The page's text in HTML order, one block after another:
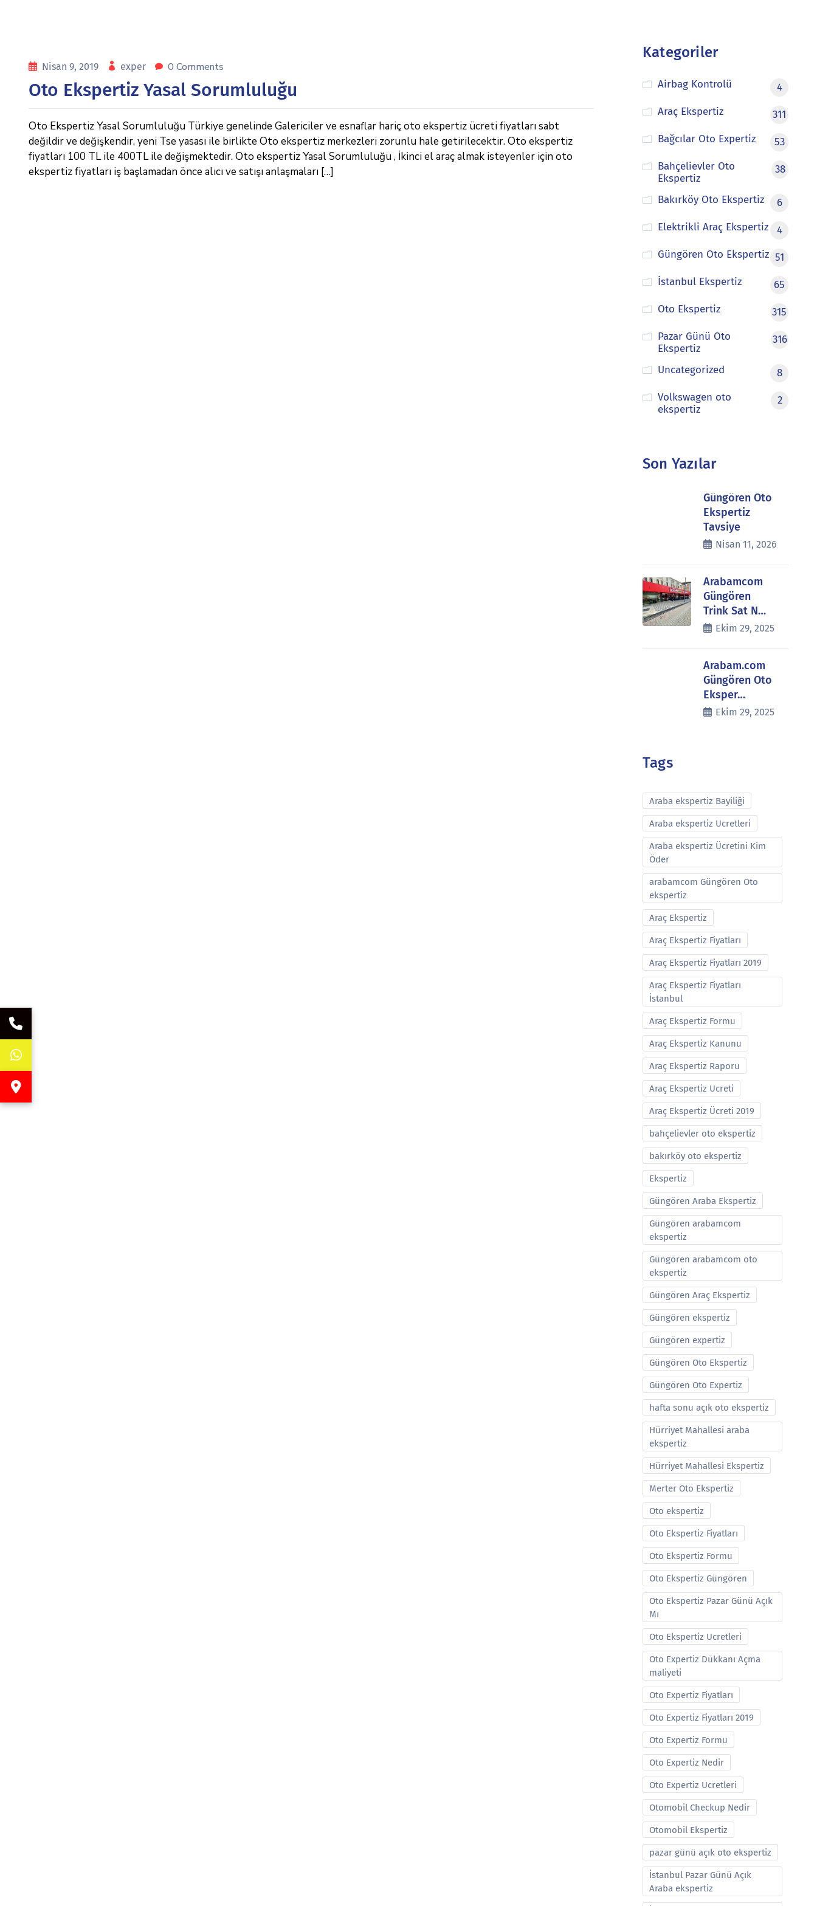
Nisan 9, 2019 exper 0 Comments
Oto Ekspertiz Yasal Sorumluluğu
Oto Ekspertiz Yasal Sorumluluğu Türkiye genelinde Galericiler ve esnaflar hariç oto ekspertiz ücreti fiyatları sabt
değildir ve değişkendir, yeni Tse yasası ile birlikte Oto ekspertiz merkezleri zorunlu hale getirilecektir. Oto ekspertiz
fiyatları 100 TL ile 400TL ile değişmektedir. Oto ekspertiz Yasal Sorumluluğu , İkinci el araç almak isteyenler için oto
ekspertiz fiyatları iş başlamadan önce alıcı ve satışı anlaşmaları […]
Kategoriler
Airbag Kontrolü
4
Araç Ekspertiz
311
Bağcılar Oto Expertiz
53
Bahçelievler Oto
Ekspertiz
38
Bakırköy Oto Ekspertiz
6
Elektrikli Araç Ekspertiz
4
Güngören Oto Ekspertiz 51
İstanbul Ekspertiz
65
Oto Ekspertiz
315
Pazar Günü Oto
Ekspertiz
316
Uncategorized
8
Volkswagen oto
ekspertiz
2
Son Yazılar
Güngören Oto
Ekspertiz
Tavsiye
Nisan 11, 2026
Arabamcom
Güngören
Trink Sat N…
Ekim 29, 2025
Arabam.com
Güngören Oto
Eksper…
Ekim 29, 2025
Tags
Araba ekspertiz Bayiliği
Araba ekspertiz Ucretleri
Araba ekspertiz Ücretini Kim
Öder
arabamcom Güngören Oto
ekspertiz
Araç Ekspertiz
Araç Ekspertiz Fiyatları
Araç Ekspertiz Fiyatları 2019
Araç Ekspertiz Fiyatları
İstanbul
Araç Ekspertiz Formu
Araç Ekspertiz Kanunu
Araç Ekspertiz Raporu
Araç Ekspertiz Ucreti
Araç Ekspertiz Ücreti 2019
bahçelievler oto ekspertiz
bakırköy oto ekspertiz
Ekspertiz
Güngören Araba Ekspertiz
Güngören arabamcom
ekspertiz
Güngören arabamcom oto
ekspertiz
Güngören Araç Ekspertiz
Güngören ekspertiz
Güngören expertiz
Güngören Oto Ekspertiz
Güngören Oto Expertiz
hafta sonu açık oto ekspertiz
Hürriyet Mahallesi araba
ekspertiz
Hürriyet Mahallesi Ekspertiz
Merter Oto Ekspertiz
Oto ekspertiz
Oto Ekspertiz Fiyatları
Oto Ekspertiz Formu
Oto Ekspertiz Güngören
Oto Ekspertiz Pazar Günü Açık
Mı
Oto Ekspertiz Ucretleri
Oto Expertiz Dükkanı Açma
maliyeti
Oto Expertiz Fiyatları
Oto Expertiz Fiyatları 2019
Oto Expertiz Formu
Oto Expertiz Nedir
Oto Expertiz Ucretleri
Otomobil Checkup Nedir
Otomobil Ekspertiz
pazar günü açık oto ekspertiz
İstanbul Pazar Günü Açık
Araba ekspertiz